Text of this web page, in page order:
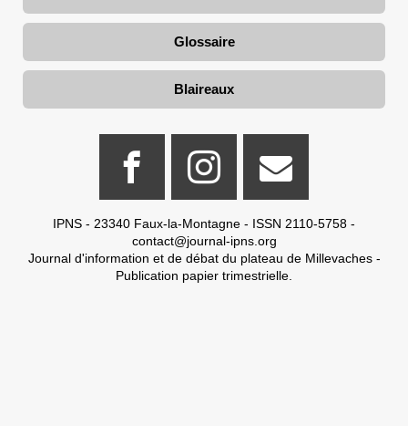
Glossaire
Blaireaux
IPNS - 23340 Faux-la-Montagne - ISSN 2110-5758 -
contact@journal-ipns.org
Journal d'information et de débat du plateau de Millevaches -
Publication papier trimestrielle.